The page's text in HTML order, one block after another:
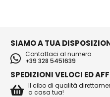
SIAMO A TUA
Contattaci al numero
+39 328 5451639
SPEDIZIONI VELOCI ED
Il cibo di qualità
a casa tua!